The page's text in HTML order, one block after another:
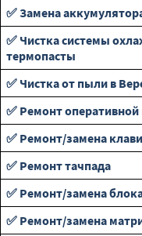
✅ Замена
✅ Чистка системы
термопасты
✅ Чистка от пыли в
✅ Ремонт
✅ Ремонт/замена
✅ Ремонт тачпада
✅ Ремонт/замена
✅ Ремонт/замена